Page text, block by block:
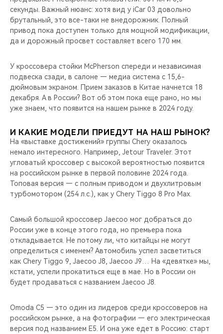
секунды. Важный нюанс: хотя вид у iCar 03 довольно
брутальный, это все-таки не внедорожник. Полный
привод пока доступен только для мощной модификации,
да и дорожный просвет составляет всего 170 мм.
У кроссовера стойки McPherson спереди и независимая
подвеска сзади, в салоне — медиа система с 15,6-
дюймовым экраном. Прием заказов в Китае начнется 18
декабря. А в России? Вот об этом пока еще рано, но мы
уже знаем, что появится на нашем рынке в 2024 году.
И КАКИЕ МОДЕЛИ ПРИЕДУТ НА НАШ РЫНОК?
На «выставке достижений» группы Chery оказалось
немало интересного. Например, Jetour Traveler. Этот
угловатый кроссовер с высокой вероятностью появится
на российском рынке в первой половине 2024 года.
Топовая версия — с полным приводом и двухлитровым
турбомотором (254 л.с.), как у Chery Tiggo 8 Pro Max.
Самый большой кроссовер Jaecoo мог добраться до
России уже в конце этого года, но премьера пока
откладывается. Не потому ли, что китайцы не могут
определиться с именем? Автомобиль успел засветиться
как Chery Tiggo 9, Jaecoo J8, Jaecoo J9… На «девятке» мы,
кстати, успели прокатиться еще в мае. Но в России он
будет продаваться с названием Jaecoo J8.
Omoda С5 — это один из лидеров среди кроссоверов на
российском рынке, а на фотографии — его электрическая
версия под названием Е5. И она уже едет в Россию: старт